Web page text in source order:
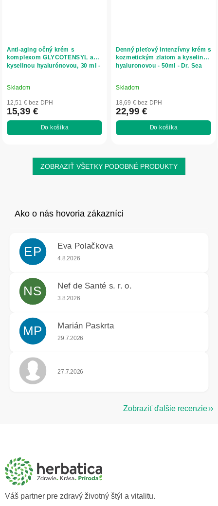
Anti-aging očný krém s
komplexom GLYCOTENSYL a
kyselinou hyalurónovou, 30 ml -
Skladom
12,51 € bez DPH
15,39 €
Do košíka
Denný pleťový intenzívny krém s
kozmetickým zlatom a kyselinou
hyaluronovou - 50ml - Dr. Sea
Skladom
18,69 € bez DPH
22,99 €
Do košíka
ZOBRAZIŤ VŠETKY PODOBNÉ PRODUKTY
EP Eva Polačkova
Hodnotenie obchodu je 5 z 5 hviezdičiek.
4.8.2026
NS Nef de Santé s. r. o.
Hodnotenie obchodu je 5 z 5 hviezdičiek.
3.8.2026
MP Marián Paskrta
Hodnotenie obchodu je 5 z 5 hviezdičiek.
29.7.2026
Hodnotenie obchodu je 5 z 5 hviezdičiek.
27.7.2026
Zobraziť ďalšie recenzie
Váš partner pre zdravý životný štýl a vitalitu.